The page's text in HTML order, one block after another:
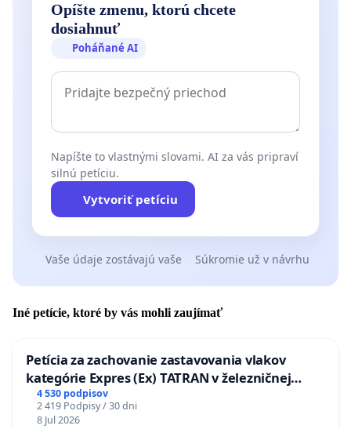
Opíšte zmenu, ktorú chcete
dosiahnuť
Poháňané AI
Napíšte to vlastnými slovami. AI za vás pripraví
silnú petíciu.
Vytvoriť petíciu
Vaše údaje zostávajú vaše Súkromie už v návrhu
Iné petície, ktoré by vás mohli zaujímať
Petícia za zachovanie zastavovania vlakov
kategórie Expres (Ex) TATRAN v železničnej
stanici Púchov
4 530 podpisov
2 419 Podpisy / 30 dni
8 Jul 2026